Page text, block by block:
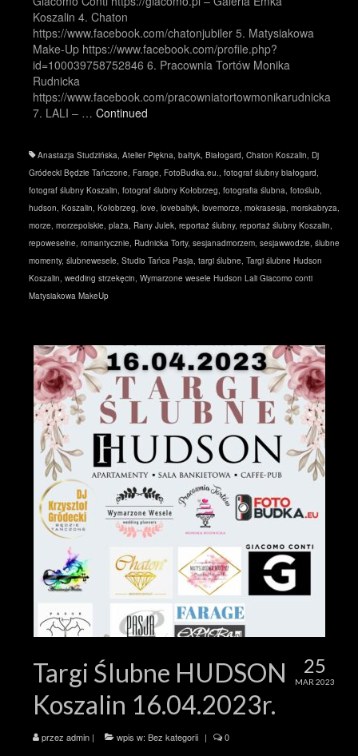
Koszalin 4. Chaton
https://www.facebook.com/chatonjubiler 5. Matysiakowa
Make-Up https://www.facebook.com/profile.php?
id=100039758752846 6. Pracownia Tortów Monika
Rudnicka
https://www.facebook.com/pracowniatortowmonikarudnicka
7. LALI – … Continued
Anastazja Studzińska, Atelier Piękna, bałtyk, Białogard, Chaton Koszalin, Dj
Gródecki Będzie Tańczone, Farage, FotoBudka.eu., fotograf ślubny białogard,
fotograf ślubny Koszalin, fotograf ślubny Kołobrzeg, fotografia ślubna, fotoślub,
hudson, Koszalin, Kołobrzeg, love, lovebaltyk, lovemorze, mokrasesja, morskabryza,
morze, morzepolskie, plaża, Rany Julek, reportaż ślubny, reportaż ślubny Koszalin,
repoweselne, romantycznie, Rudnicka Torty, sesjanadmorzem, sesjawwodzie, ślubne
momenty, ślubnewesele, Studio Tańca Pasja, targi ślubne, Targi ślubne Hudson
Koszalin, wedding strzekęcin, Wymarzone wesele Hudson Lali Giacomo conti
Matysiakowa MakeUp
25
MAR 2023
Targi Ślubne HUDSON
Koszalin 16.04.2023r.
przez admin | wpis w: Bez kategorii | 0